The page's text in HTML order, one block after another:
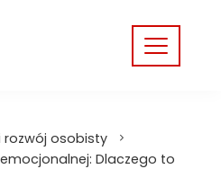
rozwój osobisty
Dlaczego to